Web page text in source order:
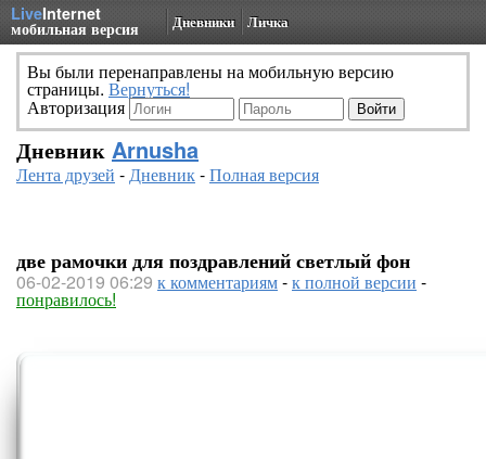
LiveInternet
мобильная версия Дневники Личка
Вы были перенаправлены на мобильную версию
страницы. Вернуться!
Авторизация
Дневник Arnusha
Лента друзей -Дневник-Полная версия
две рамочки для поздравлений светлый фон
06-02-2019 06:29 к комментариям-к полной версии -
понравилось!